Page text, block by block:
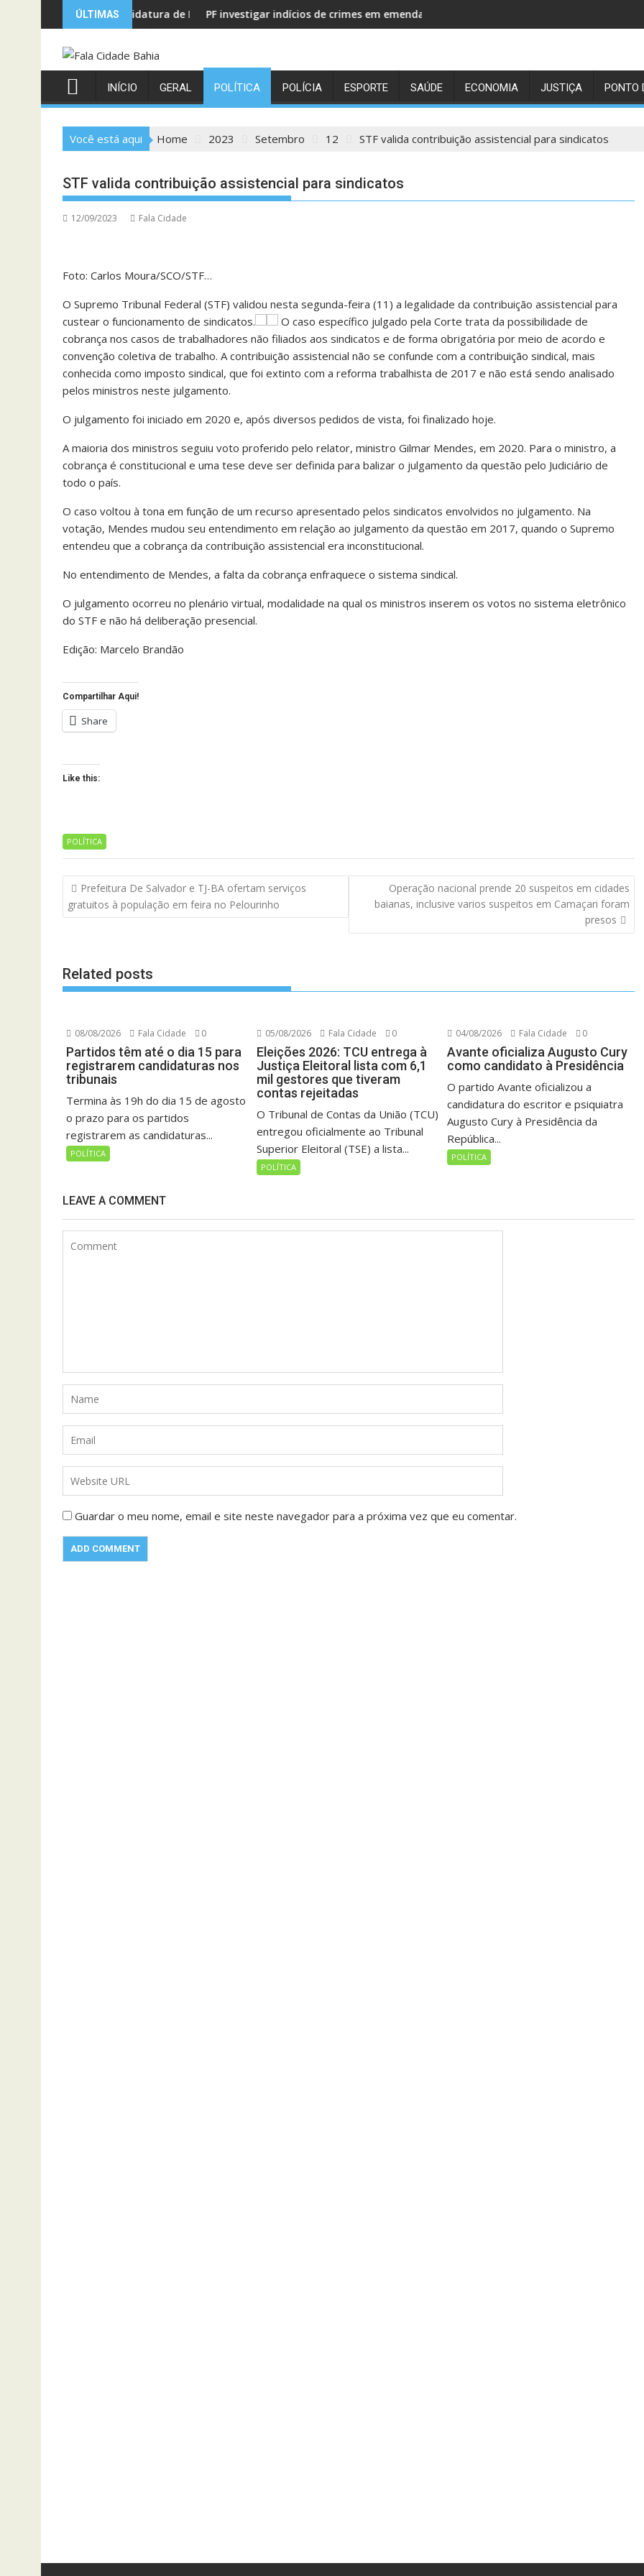
to
ÚLTIMAS
de Binho Galinha a reeleição
PF investigar indícios de crimes em emendas Pix apontados pelo TCU; repasse feito por vice de Flávio está na
Partidos têm até o dia 15 para registrarem
INÍCIO GERAL POLÍTICA POLÍCIA ESPORTE SAÚDE ECONOMIA JUSTIÇA PONTO
Você está aqui Home 2023 Setembro 12 STF valida contribuição assistencial para sindicatos
STF valida contribuição assistencial para sindicatos
12/09/2023 Fala Cidade
Foto: Carlos Moura/SCO/STF…
O Supremo Tribunal Federal (STF) validou nesta segunda-feira (11) a legalidade da contribuição assistencial para
custear o funcionamento de sindicatos.
O caso específico julgado pela Corte trata da possibilidade de
cobrança nos casos de trabalhadores não filiados aos sindicatos e de forma obrigatória por meio de acordo e
convenção coletiva de trabalho. A contribuição assistencial não se confunde com a contribuição sindical, mais
conhecida como imposto sindical, que foi extinto com a reforma trabalhista de 2017 e não está sendo analisado
pelos ministros neste julgamento.
O julgamento foi iniciado em 2020 e, após diversos pedidos de vista, foi finalizado hoje.
A maioria dos ministros seguiu voto proferido pelo relator, ministro Gilmar Mendes, em 2020. Para o ministro, a
cobrança é constitucional e uma tese deve ser definida para balizar o julgamento da questão pelo Judiciário de
todo o país.
O caso voltou à tona em função de um recurso apresentado pelos sindicatos envolvidos no julgamento. Na
votação, Mendes mudou seu entendimento em relação ao julgamento da questão em 2017, quando o Supremo
entendeu que a cobrança da contribuição assistencial era inconstitucional.
No entendimento de Mendes, a falta da cobrança enfraquece o sistema sindical.
O julgamento ocorreu no plenário virtual, modalidade na qual os ministros inserem os votos no sistema eletrônico
do STF e não há deliberação presencial.
Edição: Marcelo Brandão
Compartilhar Aqui!
Share
Like this:
POLÍTICA
Navegação
de
artigos
Prefeitura De Salvador e TJ-BA ofertam serviços
gratuitos à população em feira no Pelourinho
Operação nacional prende 20 suspeitos em cidades
baianas, inclusive varios suspeitos em Camaçari foram
presos
Related posts
08/08/2026 Fala Cidade 0
Partidos têm até o dia 15 para
registrarem candidaturas nos
tribunais
Termina às 19h do dia 15 de agosto
o prazo para os partidos
registrarem as candidaturas...
POLÍTICA
05/08/2026 Fala Cidade 0
Eleições 2026: TCU entrega à
Justiça Eleitoral lista com 6,1
mil gestores que tiveram
contas rejeitadas
O Tribunal de Contas da União (TCU)
entregou oficialmente ao Tribunal
Superior Eleitoral (TSE) a lista...
POLÍTICA
04/08/2026 Fala Cidade 0
Avante oficializa Augusto Cury
como candidato à Presidência
O partido Avante oficializou a
candidatura do escritor e psiquiatra
Augusto Cury à Presidência da
República...
POLÍTICA
LEAVE A COMMENT
Guardar o meu nome, email e site neste navegador para a próxima vez que eu comentar.